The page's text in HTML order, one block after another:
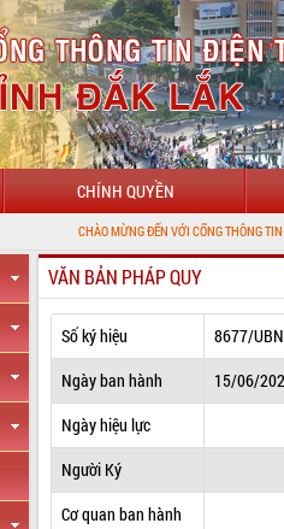
CHÍNH QUYỀN
CHÀO MỪNG ĐẾN VỚI CỔNG THÔNG TIN ĐIỆN TỬ TỈNH
VĂN BẢN PHÁP QUY
Số ký hiệu
8677/
Ngày ban hành
15/06/
Ngày hiệu lực
Người Ký
Cơ quan ban hành